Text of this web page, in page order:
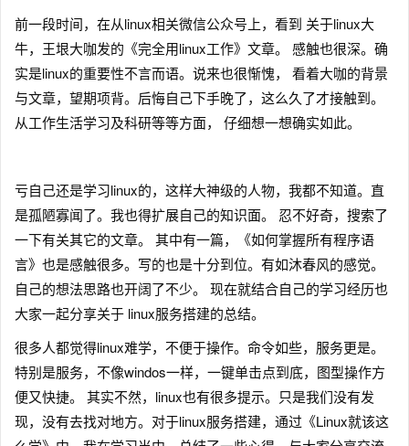
前一段时间，在从linux相关微信公众号上，看到 关于linux大
牛，王垠大咖发的《完全用linux工作》文章。 感触也很深。确
实是linux的重要性不言而语。说来也很惭愧， 看着大咖的背景
与文章，望期项背。后悔自己下手晚了，这么久了才接触到。
从工作生活学习及科研等等方面， 仔细想一想确实如此。
亏自己还是学习linux的，这样大神级的人物，我都不知道。直
是孤陋寡闻了。我也得扩展自己的知识面。 忍不好奇，搜索了
一下有关其它的文章。 其中有一篇，《如何掌握所有程序语
言》也是感触很多。写的也是十分到位。有如沐春风的感觉。
自己的想法思路也开阔了不少。 现在就结合自己的学习经历也
大家一起分享关于 linux服务搭建的总结。
很多人都觉得linux难学，不便于操作。命令如些，服务更是。
特别是服务，不像windos一样，一键单击点到底，图型操作方
便又快捷。 其实不然，linux也有很多提示。只是我们没有发
现，没有去找对地方。对于linux服务搭建，通过《Linux就该这